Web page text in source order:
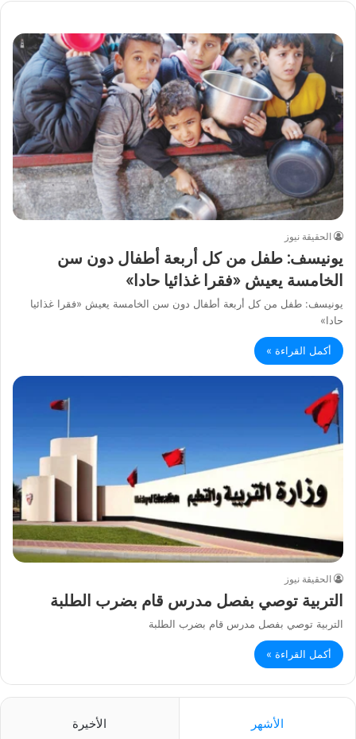
الحقيقة نيوز
يونيسف: طفل من كل أربعة أطفال دون سن
الخامسة يعيش «فقرا غذائيا حادا»
يونيسف: طفل من كل أربعة أطفال دون سن الخامسة يعيش «فقرا غذائيا
حادا»
أكمل القراءة »
الحقيقة نيوز
التربية توصي بفصل مدرس قام بضرب الطلبة
التربية توصي بفصل مدرس قام بضرب الطلبة
أكمل القراءة »
الأشهر الأخيرة